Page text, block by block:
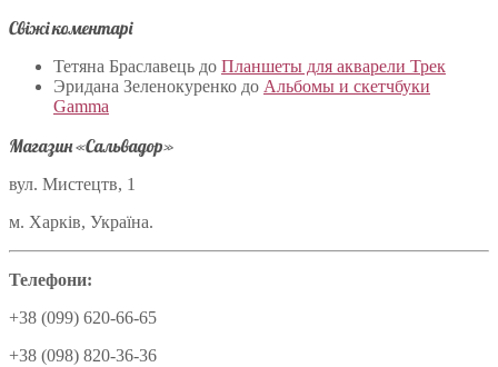
Свіжі коментарі
Тетяна Браславець до Планшеты для акварели Трек
Эридана Зеленокуренко до Альбомы и скетчбуки
Gamma
Магазин «Сальвадор»
вул. Мистецтв, 1
м. Харків, Україна.
Телефони:
+38 (099) 620-66-65
+38 (098) 820-36-36